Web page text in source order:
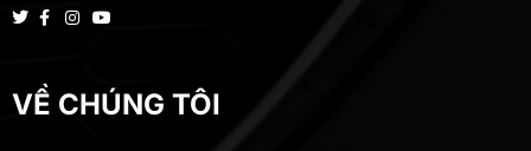
VỀ CHÚNG TÔI